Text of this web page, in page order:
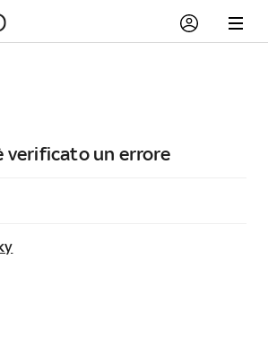
verificato un errore